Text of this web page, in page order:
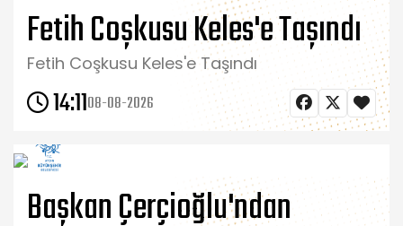
Fetih Coşkusu Keles'e Taşındı
Fetih Coşkusu Keles'e Taşındı
14:1108-08-2026
Başkan Çerçioğlu'ndan